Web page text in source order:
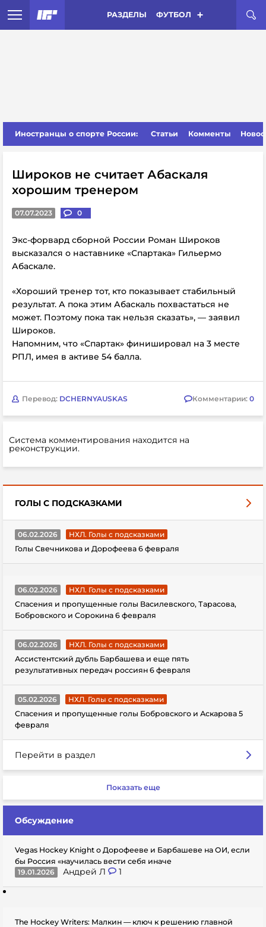
РАЗДЕЛЫ ФУТБОЛ
Иностранцы о спорте России: Статьи Комменты
Широков не считает Абаскаля
хорошим тренером
07.07.2023 0
Экс-форвард сборной России Роман Широков
высказался о наставнике «Спартака» Гильермо
Абаскале.
«Хороший тренер тот, кто показывает стабильный
результат. А пока этим Абаскаль похвастаться не
может. Поэтому пока так нельзя сказать», — заявил
Широков.
Напомним, что «Спартак» финишировал на 3 месте
РПЛ, имея в активе 54 балла.
Перевод: DCHERNYAUSKAS Комментарии: 0
Система комментирования находится на
реконструкции.
ГОЛЫ С ПОДСКАЗКАМИ
06.02.2026
НХЛ. Голы с подсказками
Голы Свечникова и Дорофеева 6 февраля
06.02.2026
НХЛ. Голы с подсказками
Спасения и пропущенные голы Василевского, Тарасова,
Бобровского и Сорокина 6 февраля
06.02.2026
НХЛ. Голы с подсказками
Ассистентский дубль Барбашева и еще пять
результативных передач россиян 6 февраля
05.02.2026
НХЛ. Голы с подсказками
Спасения и пропущенные голы Бобровского и Аскарова 5
февраля
Перейти в раздел
Показать еще
Обсуждение
Vegas Hockey Knight о Дорофееве и Барбашеве на ОИ, если
бы Россия «научилась вести себя иначе
19.01.2026
Андрей Л 1
The Hockey Writers: Малкин — ключ к решению главной